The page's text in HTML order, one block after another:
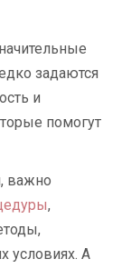
задаются
и
помогут
важно
,
условиях. А